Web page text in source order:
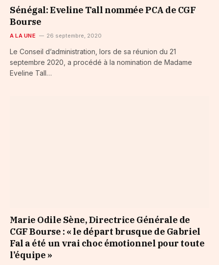
Sénégal: Eveline Tall nommée PCA de CGF
Bourse
A LA UNE 26 septembre, 2020
Le Conseil d’administration, lors de sa réunion du 21
septembre 2020, a procédé à la nomination de Madame
Eveline Tall…
Marie Odile Sène, Directrice Générale de
CGF Bourse : « le départ brusque de Gabriel
Fal a été un vrai choc émotionnel pour toute
l’équipe »